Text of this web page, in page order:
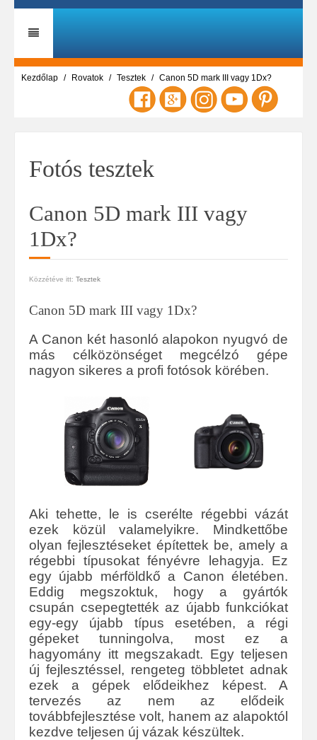
Kezdőlap Rovatok Tesztek Canon 5D mark III vagy 1Dx?
Fotós tesztek
Canon 5D mark III vagy
1Dx?
Közzétéve itt: Tesztek
Canon 5D mark III vagy 1Dx?
A Canon két hasonló alapokon nyugvó de
más célközönséget megcélzó gépe
nagyon sikeres a profi fotósok körében.
Aki tehette, le is cserélte régebbi vázát
ezek közül valamelyikre. Mindkettőbe
olyan fejlesztéseket építettek be, amely a
régebbi típusokat fényévre lehagyja. Ez
egy újabb mérföldkő a Canon életében.
Eddig megszoktuk, hogy a gyártók
csupán csepegtették az újabb funkciókat
egy-egy újabb típus esetében, a régi
gépeket tunningolva, most ez a
hagyomány itt megszakadt. Egy teljesen
új fejlesztéssel, rengeteg többletet adnak
ezek a gépek elődeikhez képest. A
tervezés az nem az elődeik
továbbfejlesztése volt, hanem az alapoktól
kezdve teljesen új vázak készültek.